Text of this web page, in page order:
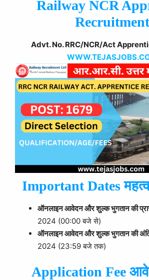
Railway NCR
Recruitment
Advt. No. RRC/NCR/Act
Important Dates
ऑनलाइन आवेदन और शुल्क भुगतान की
2024 (00:00 बजे से)
ऑनलाइन आवेदन और शुल्क भुगतान की
2024 (23:59 बजे तक)
Application Fee